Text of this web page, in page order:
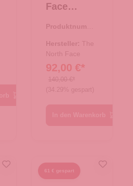
Face
e/Rucksac
k Base
Camp
Duffel S
TNF Red-
TNF Black
Produktnumme
Hersteller: The
North Face
92,00 €*
140,00 €*
(34.29% gespart)
61 € gespart